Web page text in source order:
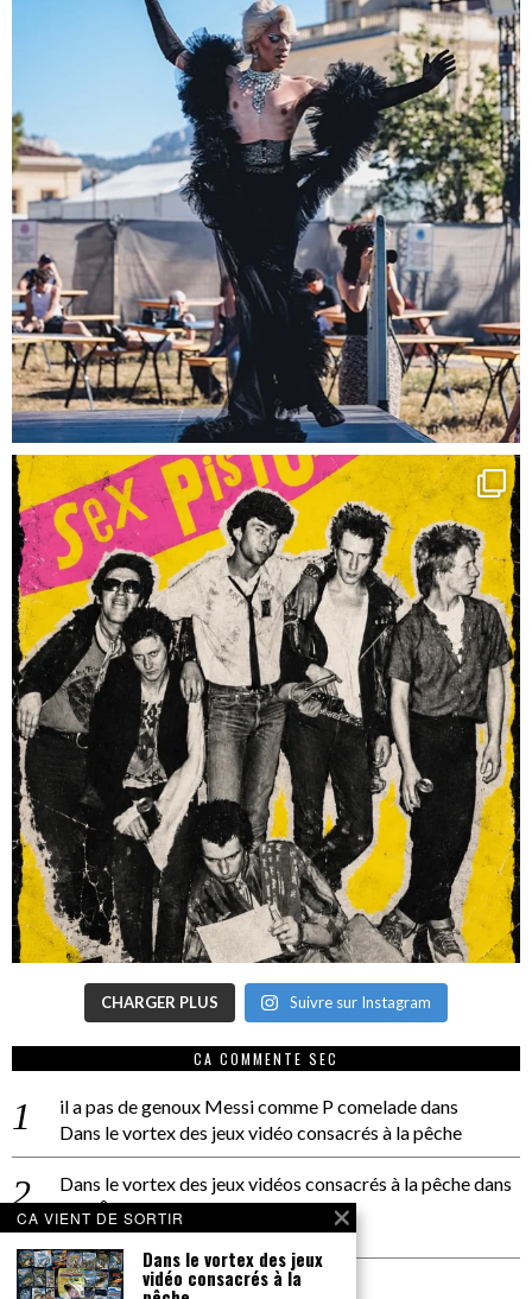
CHARGER PLUS Suivre sur Instagram
CA COMMENTE SEC
il a pas de genoux Messi comme P comeladedans
Dans le vortex des jeux vidéo consacrés à la pêche
Dans le vortex des jeux vidéos consacrés à la pêchedans
PACÔME THIELLEMENT
La séance d’Hip Gnose
La Patrie
dans
CA VIENT DE SORTIR
Dans le vortex des jeux
vidéo consacrés à la